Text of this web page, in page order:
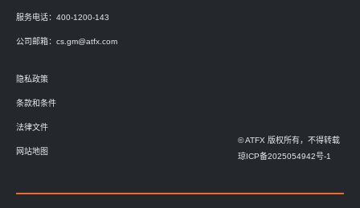
服务电话：400-1200-143
公司邮箱： cs.gm@atfx.com
隐私政策
条款和条件
法律文件
网站地图
© ATFX 版权所有，不得转载
琼ICP备2025054942号-1